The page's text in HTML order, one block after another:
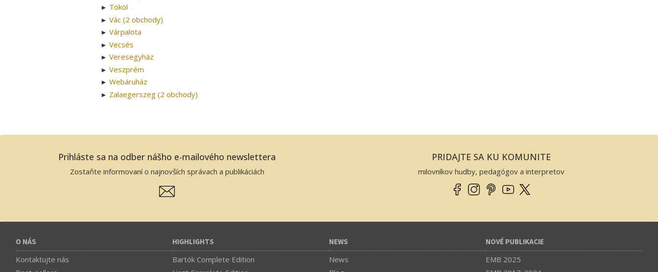
► Tököl
► Vác (2 obchody)
► Várpalota
► Vecsés
► Veresegyház
► Veszprém
► Webáruház
► Zalaegerszeg (2 obchody)
Prihláste sa na odber nášho e-mailového newslettera
Zostaňte informovaní o najnovších správach a publikáciách
PRIDAJTE SA KU KOMUNITE
milovníkov hudby, pedagógov a interpretov
O NÁS
Kontaktujte nás
HIGHLIGHTS
Bartók Complete Edition
NEWS
News
NOVÉ PUBLIKACIE
EMB 2025